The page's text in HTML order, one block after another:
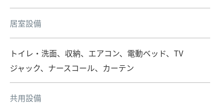
居室設備
トイレ・洗面、収納、エアコン、電動ベッド、TV
ジャック、ナースコール、カーテン
共用設備